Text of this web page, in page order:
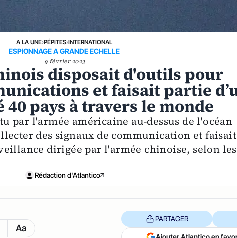
A LA UNE›PÉPITES›INTERNATIONAL
ESPIONNAGE A GRANDE ECHELLE
9 février 2023
disposait d'outils pour
et faisait partie
pays à travers le monde
par l'armée américaine au-dessus de l'océan
des signaux de communication et
dirigée par l'armée chinoise, selon les
Rédaction d'Atlantico
Aa
PARTAGER